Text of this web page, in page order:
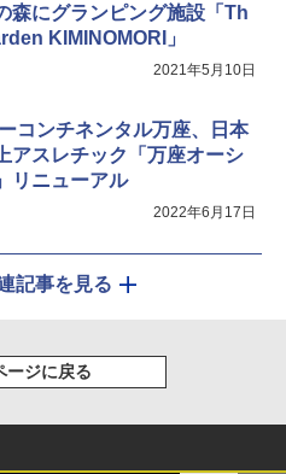
森にグランピング施設「Th
KIMINOMORI」
2021年5月10日
コンチネンタル万座、日本
アスレチック「万座オーシ
リニューアル
2022年6月17日
記事を見る
ージに戻る